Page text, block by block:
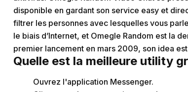
disponible en gardant son service easy et
filtrer les personnes avec lesquelles vous
le biais d’Internet, et Omegle Random est la
premier lancement en mars 2009, son idea
Quelle est la meilleure utility
Ouvrez l'application Messenger.